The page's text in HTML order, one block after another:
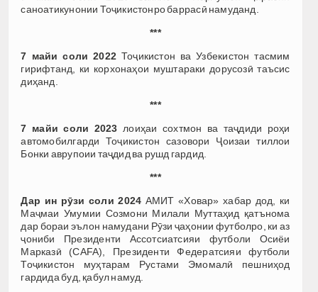
саноатикунонии Тоҷикистонро баррасӣ намуданд.
***
7 майи соли 2022Тоҷикистон ва Узбекистон тасмим
гирифтанд, ки корхонаҳои муштараки дорусозӣ таъсис
диҳанд.
***
7 майи соли 2023 лоиҳаи сохтмон ва таҷдиди роҳи
автомобилгарди Тоҷикистон сазовори Ҷоизаи тиллои
Бонки аврупоии таҷдид ва рушд гардид.
***
Дар ин рӯзи соли 2024 АМИТ «Ховар» хабар дод, ки
Маҷмаи Умумии Созмони Милали Муттаҳид қатънома
дар бораи эълон намудани Рӯзи ҷаҳонии футболро, ки аз
ҷониби Президенти Ассотсиатсияи футболи Осиёи
Марказӣ (CAFA), Президенти Федератсияи футболи
Тоҷикистон муҳтарам Рустами Эмомалӣ пешниҳод
гардида буд, қабул намуд.